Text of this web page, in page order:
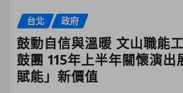
台北 政府
鼓動自信與溫暖 文山職能
鼓團 115年上半年關懷演出
賦能」新價值